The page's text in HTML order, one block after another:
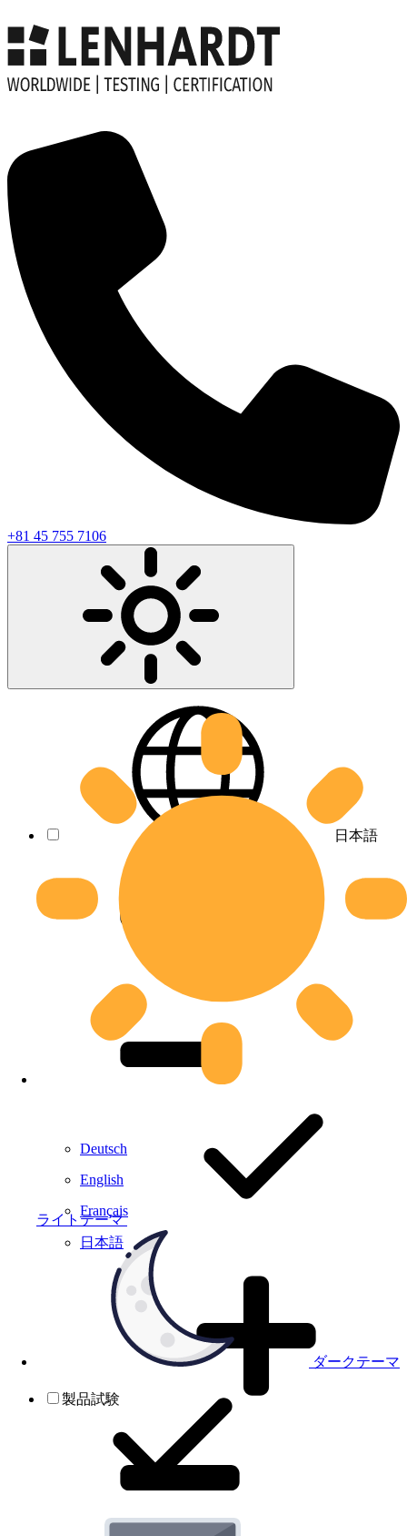
+81 45 755 7106
ライトテーマ
ダークテーマ
日本語
Deutsch
English
Français
日本語
製品試験